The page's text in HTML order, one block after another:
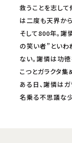
救うことを志し
は二度も天界か
そして800年。謝
の笑い者”とい
ない。謝憐は功
こつとガラクタ集
ある日、謝憐はガ
名乗る不思議な